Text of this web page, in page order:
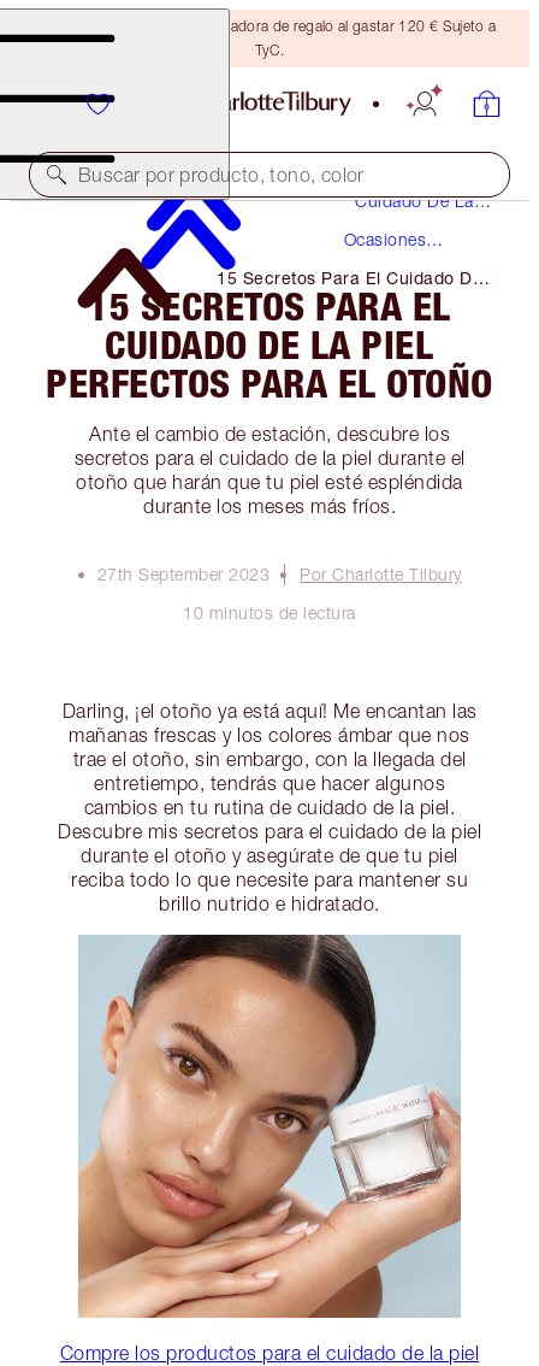
Consigue una brocha bronceadora de regalo al gastar 120 € Sujeto a
TyC.
Buscar por producto, tono, color
Cuidado De La
Ocasiones
15 Secretos Para El Cuidado De
La Piel Perfectos Para El Otoño
15 SECRETOS PARA EL
CUIDADO DE LA PIEL
PERFECTOS PARA EL OTOÑO
Ante el cambio de estación, descubre los
secretos para el cuidado de la piel durante el
otoño que harán que tu piel esté espléndida
durante los meses más fríos.
27th September 2023
Por Charlotte Tilbury
10 minutos de lectura
Darling, ¡el otoño ya está aquí! Me encantan las
mañanas frescas y los colores ámbar que nos
trae el otoño, sin embargo, con la llegada del
entretiempo, tendrás que hacer algunos
cambios en tu rutina de cuidado de la piel.
Descubre mis secretos para el cuidado de la piel
durante el otoño y asegúrate de que tu piel
reciba todo lo que necesite para mantener su
brillo nutrido e hidratado.
Compre los productos para el cuidado de la piel